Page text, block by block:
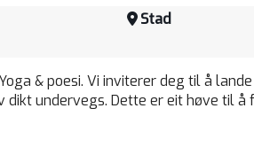
Stad
& poesi. Vi inviterer deg til å
undervegs. Dette er eit høve til å